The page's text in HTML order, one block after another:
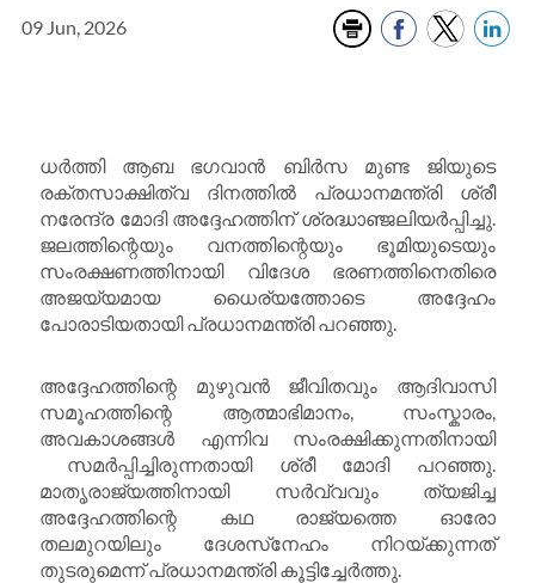
09 Jun, 2026
ധർത്തി ആബ ഭഗവാൻ ബിർസ മുണ്ട ജിയുടെ
രക്തസാക്ഷിത്വ ദിനത്തിൽ പ്രധാനമന്ത്രി ശ്രീ
നരേന്ദ്ര മോദി അദ്ദേഹത്തിന് ശ്രദ്ധാഞ്ജലി‌യർപ്പിച്ചു.
ജലത്തിന്റെയും വനത്തിന്റെയും ഭൂമിയുടെയും
സംരക്ഷണത്തിനായി വിദേശ ഭരണത്തിനെതിരെ
അജയ്യമായ ധൈര്യത്തോടെ അദ്ദേഹം
പോരാടിയതായി പ്രധാനമന്ത്രി പറഞ്ഞു.
അദ്ദേഹത്തിന്റെ മുഴുവൻ ജീവിതവും ആദിവാസി
സമൂഹത്തിന്റെ ആത്മാഭിമാനം, സംസ്കാരം,
അവകാശങ്ങൾ എന്നിവ സംരക്ഷിക്കുന്നതിനായി
സമർപ്പിച്ചിരുന്നതായി ശ്രീ മോദി പറഞ്ഞു.
മാതൃരാജ്യത്തിനായി സർവ്വവും ത്യജിച്ച
അദ്ദേഹത്തിന്റെ കഥ രാജ്യത്തെ ഓരോ
തലമുറയിലും ദേശസ്‌നേഹം നിറയ്ക്കുന്നത്
തുടരുമെന്ന് പ്രധാനമന്ത്രി കൂട്ടിച്ചേർത്തു.